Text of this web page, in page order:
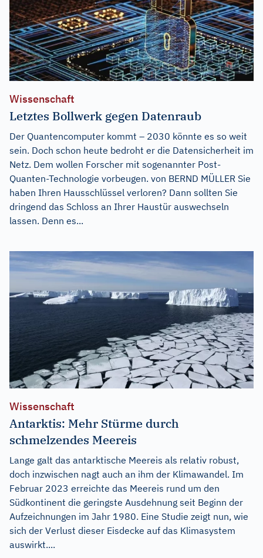
Wissenschaft
Letztes Bollwerk gegen Datenraub
Der Quantencomputer kommt – 2030 könnte es so weit
sein. Doch schon heute bedroht er die Datensicherheit im
Netz. Dem wollen Forscher mit sogenannter Post-
Quanten-Technologie vorbeugen. von BERND MÜLLER Sie
haben Ihren Hausschlüssel verloren? Dann sollten Sie
dringend das Schloss an Ihrer Haustür auswechseln
lassen. Denn es...
Wissenschaft
Antarktis: Mehr Stürme durch
schmelzendes Meereis
Lange galt das antarktische Meereis als relativ robust,
doch inzwischen nagt auch an ihm der Klimawandel. Im
Februar 2023 erreichte das Meereis rund um den
Südkontinent die geringste Ausdehnung seit Beginn der
Aufzeichnungen im Jahr 1980. Eine Studie zeigt nun, wie
sich der Verlust dieser Eisdecke auf das Klimasystem
auswirkt....